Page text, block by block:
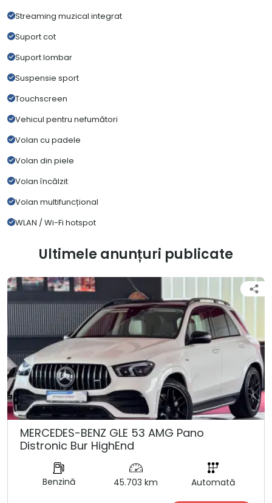
Streaming muzical integrat
Suport cot
Suport lombar
Suspensie sport
Touchscreen
Vehicul pentru nefumători
Volan cu padele
Volan din piele
Volan încălzit
Volan multifuncțional
WLAN / Wi-Fi hotspot
Ultimele anunțuri publicate
MERCEDES-BENZ GLE 53 AMG Pano
Distronic Bur HighEnd
Benzină 45.703 km Automată